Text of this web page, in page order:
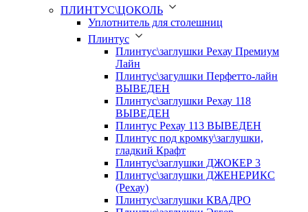
ПЛИНТУС\ЦОКОЛЬ
Уплотнитель для столешниц
Плинтус
Плинтус\заглушки Рехау Премиум
Лайн
Плинтус\загулшки Перфетто-лайн
ВЫВЕДЕН
Плинтус\заглушки Рехау 118
ВЫВЕДЕН
Плинтус Рехау 113 ВЫВЕДЕН
Плинтус под кромку\заглушки,
гладкий Крафт
Плинтус\заглушки ДЖОКЕР 3
Плинтус\заглушки ДЖЕНЕРИКС
(Рехау)
Плинтус\заглушки КВАДРО